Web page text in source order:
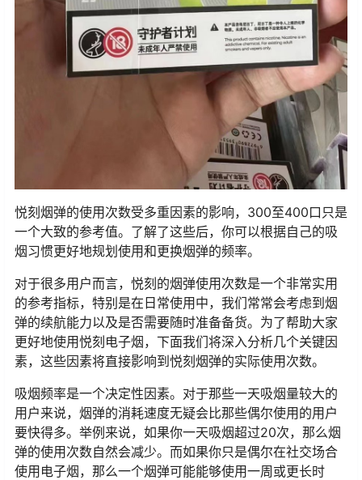
悦刻烟弹的使用次数受多重因素的影响，300至400口只是
一个大致的参考值。了解了这些后，你可以根据自己的吸
烟习惯更好地规划使用和更换烟弹的频率。
对于很多用户而言，悦刻的烟弹使用次数是一个非常实用
的参考指标，特别是在日常使用中，我们常常会考虑到烟
弹的续航能力以及是否需要随时准备备货。为了帮助大家
更好地使用悦刻电子烟，下面我们将深入分析几个关键因
素，这些因素将直接影响到悦刻烟弹的实际使用次数。
吸烟频率是一个决定性因素。对于那些一天吸烟量较大的
用户来说，烟弹的消耗速度无疑会比那些偶尔使用的用户
要快得多。举例来说，如果你一天吸烟超过20次，那么烟
弹的使用次数自然会减少。而如果你只是偶尔在社交场合
使用电子烟，那么一个烟弹可能能够使用一周或更长时